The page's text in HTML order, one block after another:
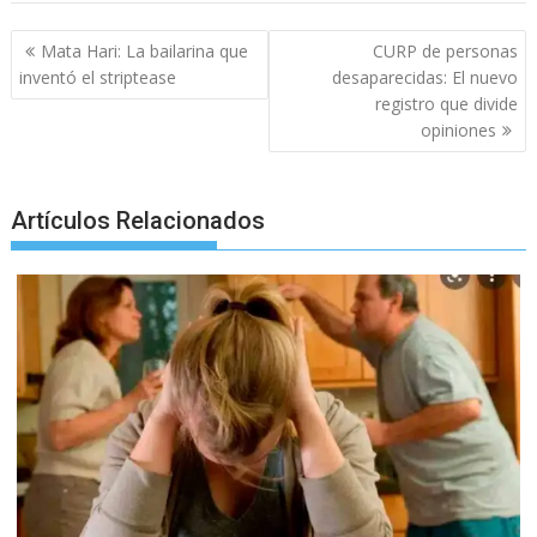
o
o
A n e a
m
Post
navigation
Mata Hari: La bailarina que
inventó el striptease
CURP de personas
desaparecidas: El nuevo
registro que divide
opiniones
Artículos Relacionados